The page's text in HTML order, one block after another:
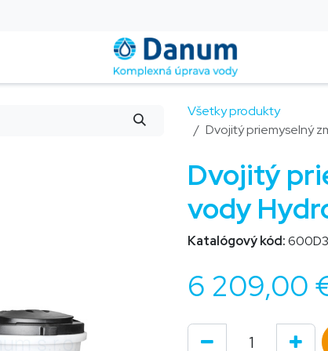
Všetky produkty
Dvojitý priemyselný
Dvojitý
vody
Katalógový kód:
6 209,00